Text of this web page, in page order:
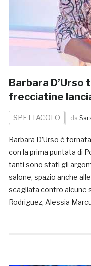
Barbara
frecciatine
SPETTACOLO da
Barbara D’Urso è
con la prima puntata di
tanti sono stati gli
salone, spazio anche
scagliata contro alcune
Rodriguez, Alessia